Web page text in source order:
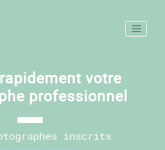
votre
professionnel
inscrits